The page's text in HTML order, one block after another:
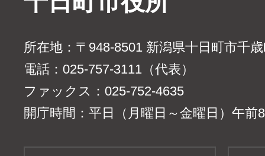
所在地：〒948-8501 新潟県十日町市千
電話：025-757-3111（代表）
ファックス：025-752-4635
開庁時間：平日（月曜日～金曜日）午前